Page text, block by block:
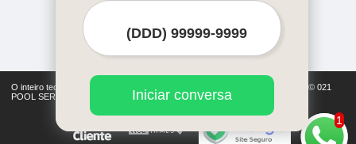
O inteiro teor deste site está sujeito à proteção de direitos autorais. Copyright© 021
POOL SERVICOS DE PISCINAS LTDA (Lei 9610 de 19/02/1998)
1
Iniciar conversa